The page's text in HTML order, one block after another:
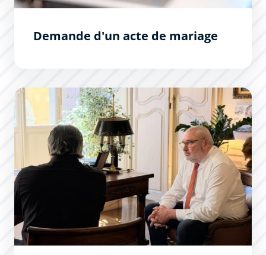
Demande d'un acte de mariage
Les Permanences du Maire : un succès !